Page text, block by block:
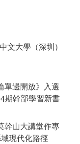
文大學（深圳）
單邊開放》入選
期幹部學習新書
幹山大講堂作專
現代化路徑